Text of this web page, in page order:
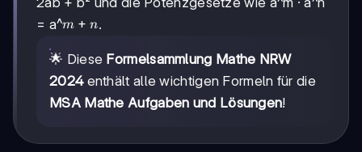
= a^m+n
m + n.
🌟 Diese Formelsammlung Mathe NRW
2024enthält alle wichtigen Formeln für die
MSA Mathe Aufgaben und Lösungen!